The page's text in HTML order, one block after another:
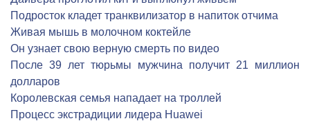
Подросток кладет транквилизатор в напиток отчима
Живая мышь в молочном коктейле
Он узнает свою верную смерть по видео
После 39 лет тюрьмы мужчина получит 21 миллион
долларов
Королевская семья нападает на троллей
Процесс экстрадиции лидера Huawei